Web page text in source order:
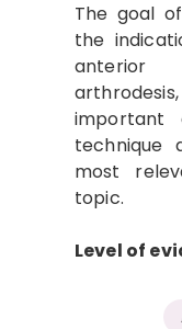
The goal
the
anterior
important
technique
most
topic.
Level of